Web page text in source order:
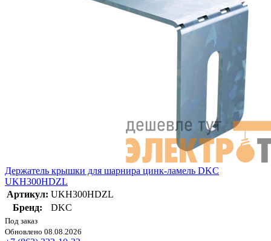
Держатель крышки для шарнира цинк-ламель DKC
UKH300HDZL
Артикул: UKH300HDZL
Бренд:
DKC
Под заказ
Обновлено 08.08.2026